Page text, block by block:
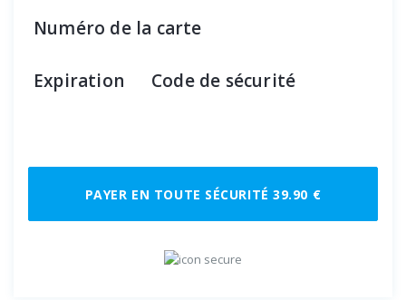
Numéro de la carte
Expiration Code de sécurité
PAYER EN TOUTE SÉCURITÉ 39.90 €